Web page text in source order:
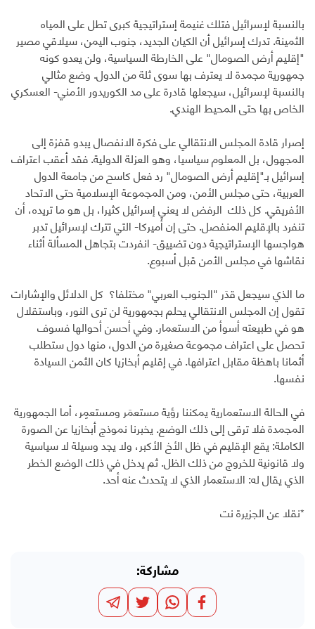
بالنسبة لإسرائيل فتلك غنيمة إستراتيجية كبرى تطل على المياه
الثمينة. تدرك إسرائيل أن الكيان الجديد، جنوب اليمن، سيلاقي مصير
"إقليم أرض الصومال" على الخارطة السياسية، ولن يعدو كونه
جمهورية مجمدة لا يعترف بها سوى ثلة من الدول. وضع مثالي
بالنسبة لإسرائيل، سيجعلها قادرة على مد الكوريدور الأمني- العسكري
الخاص بها حتى المحيط الهندي.
إصرار قادة المجلس الانتقالي على فكرة الانفصال يبدو قفزة إلى
المجهول، بل المعلوم سياسيا، وهو العزلة الدولية. فقد أعقب اعتراف
إسرائيل بـ"إقليم أرض الصومال" رد فعل كاسح من جامعة الدول
العربية، حتى مجلس الأمن، ومن المجموعة الإسلامية حتى الاتحاد
الأفريقي. كل ذلك الرفض لا يعني إسرائيل كثيرا، بل هو ما تريده، أن
تنفرد بالإقليم المنفصل. حتى إن أميركا- التي تترك لإسرائيل تدبر
هواجسها الإستراتيجية دون تضييق- انفردت بتجاهل المسألة أثناء
نقاشها في مجلس الأمن قبل أسبوع.
ما الذي سيجعل قدَر "الجنوب العربي" مختلفا؟ كل الدلائل والإشارات
تقول إن المجلس الانتقالي يحلم بجمهورية لن ترى النور، وباستقلال
هو في طبيعته أسوأ من الاستعمار. وفي أحسن أحوالها فسوف
تحصل على اعتراف مجموعة صغيرة من الدول، منها دول ستطلب
أثمانا باهظة مقابل اعترافها. في إقليم أبخازيا كان الثمن السيادة
نفسها.
في الحالة الاستعمارية يمكننا رؤية مستعمَر ومستعمِر، أما الجمهورية
المجمدة فلا ترقى إلى ذلك الوضع. يخبرنا نموذج أبخازيا عن الصورة
الكاملة: يقع الإقليم في ظل الأخ الأكبر، ولا يجد وسيلة لا سياسية
ولا قانونية للخروج من ذلك الظل. ثم يدخل في ذلك الوضع الخطر
الذي يقال له: الاستعمار الذي لا يتحدث عنه أحد.
*نقلا عن الجزيرة نت
مشاركة: